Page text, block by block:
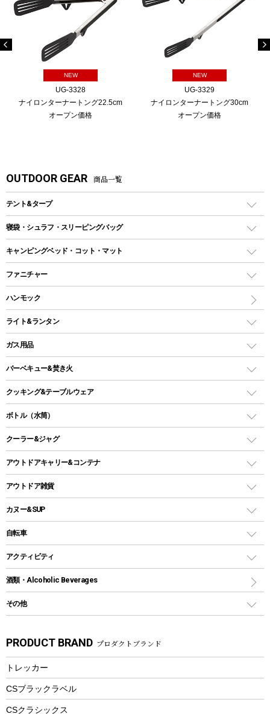
NEW
UG-3328
ナイロンターナートング22.5cm
オープン価格
NEW
UG-3329
ナイロンターナートング30cm
オープン価格
OUTDOOR GEAR 商品一覧
テント&タープ
テント
ツールームテント
ワンポールテント
シェルターテント
ロッジ型・オリジナルテント
タープ
スクエアタープ（レクタタープ）
メッシュタープ
自立式タープ
パラソル
テントアクセサリー
ペグ
グランドシート
ガイドロープ
ツール
寝袋・シュラフ・スリーピングバッグ
レクタングラー型（封筒型）シュラフ
インナーシュラフ
キャンピングベッド・コット・マット
キャンピングベッド・コット
インフレータブルマット
ファニチャー
アウトドアテーブル
レジャーシート
ハンモック
ライト&ランタン
LEDランタン
ガスランタン
オイルランタン
LEDライト
ヘッドライト
キャンドル
ガス用品
ガスバーナー
ガス缶
ガストーチ、ライター
バーベキュー&焚き火
バーベキューコンロ、グリル
焚き火台タイプ（ロースタイル）グリル
卓上タイプグリル
パーティータイプグリル
鉄板、アミ
焚き火台&ストーブ
火起こし
バーベキューツール
クッキング&テーブルウェア
ダッチオーブン
ホットサンドメーカー
クッカーセット
シェラカップ
クッキングツール
ナイフ
カトラリー
マグカップ、カップ
ステンレスボトル
フードボトル
ボトル（水筒）
ステンレスボトル
コップ付きタイプ
ワンタッチタイプ
プラスチックボトル
ディズニーボトル
クーラー&ジャグ
クーラーボックス
クーラーバッグ
ウォータージャグ
保冷剤
アウトドアキャリー&コンテナ
アウトドアキャリー
アウトドア雑貨
バックパック&バッグ
リュック、バックパック
トートバッグ、サコッシュ
ショッピングキャリー
その他アウトドア雑貨
スプレー関係
ツール、他
カヌー&SUP
インフレータブル
カヤック
パドル
ヘルメット
エアーポンプ
アクセサリー
自転車
折りたたみ自転車
スポーツサイクル
シティサイクル
自転車ウェア
アクティビティ
マリン
ラッシュガード
パラソル
フローティングベスト
ヘルメット
酒類・Alcoholic Beverages
その他
湯たんぽ
防災用品
PRODUCT BRAND プロダクトブランド
トレッカー
CSブラックラベル
CSクラシックス